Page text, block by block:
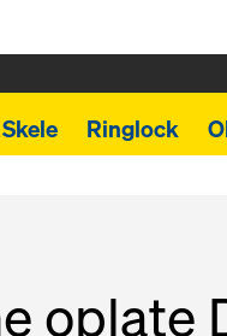
Ringlock
oplate